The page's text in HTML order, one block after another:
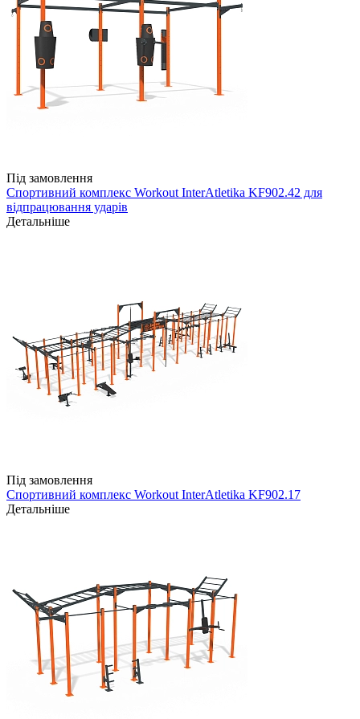
Під замовлення
Спортивний комплекс Workout InterAtletika KF902.42 для
відпрацювання ударів
Детальніше
Під замовлення
Спортивний комплекс Workout InterAtletika KF902.17
Детальніше